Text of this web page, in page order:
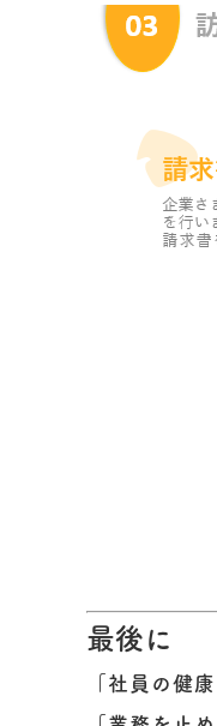
最後に
「社員の健